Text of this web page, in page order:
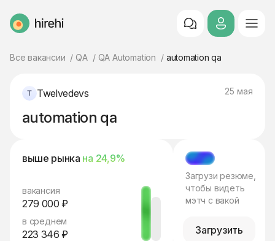
HireHi
Все вакансии QA QA Automation automation qa
Twelvedevs 25 мая
automation qa
выше рынка на 24,9%
вакансия
279 000 ₽
в среднем
223 346 ₽
МЭТЧ
Загрузи резюме,
чтобы видеть
мэтч с вакой
Загрузить